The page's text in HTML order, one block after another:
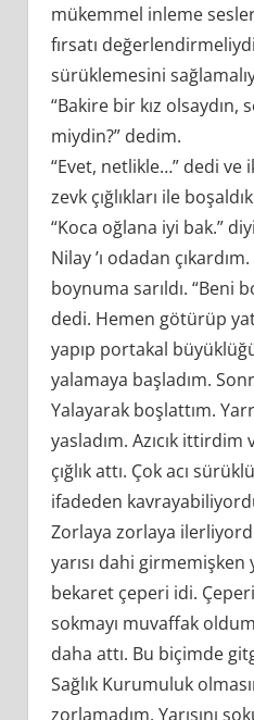
mükemmel inleme
fırsatı
sürüklemesini
“Bakire bir kız olsaydın,
miydin?” dedim.
“Evet, netlikle…” dedi ve
zevk çığlıkları ile
“Koca oğlana iyi bak.”
Nilay ’ı odadan
boynuma sarıldı. “Beni
dedi. Hemen götürüp
yapıp portakal
yalamaya başladım.
Yalayarak boşlattım.
yasladım. Azıcık ittirdim
çığlık attı. Çok acı
ifadeden
Zorlaya zorlaya
yarısı dahi girmemişken
bekaret çeperi idi. Çeperi
sokmayı muvaffak
daha attı. Bu biçimde
Sağlık Kurumuluk
zorlamadım. Yarısını